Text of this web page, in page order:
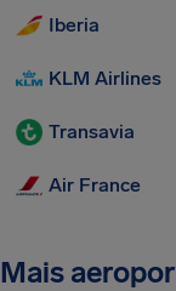
Iberia
KLM Airlines
Transavia
Air France
Mais